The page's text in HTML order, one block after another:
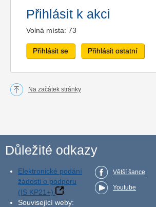
Přihlásit k akci
Volná místa: 73
Přihlásit se Přihlásit ostatní
Na začátek stránky
Důležité odkazy
Elektronické podání
žádosti o podporu
(IS KP21+)
Související weby:
Větší šance
Youtube